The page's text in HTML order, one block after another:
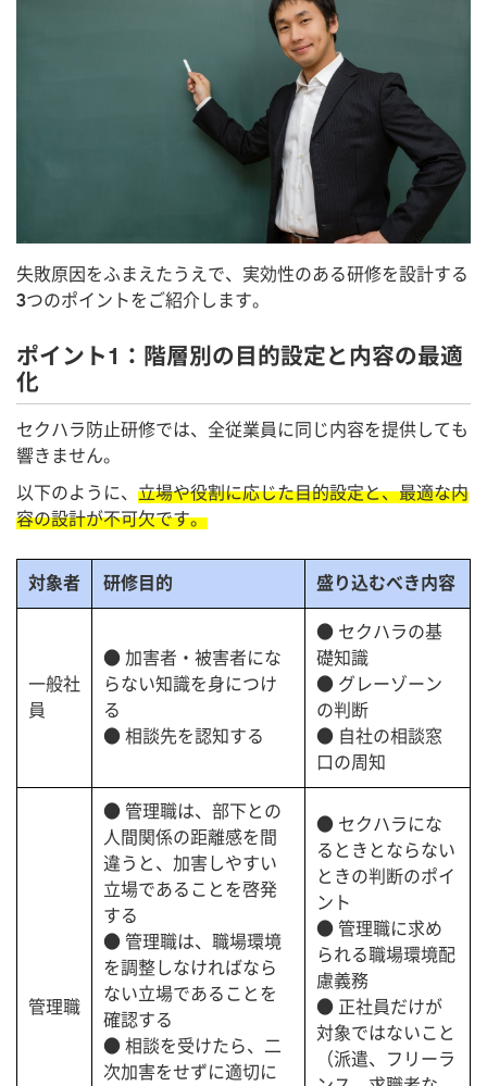
失敗原因をふまえたうえで、実効性のある研修を設計する
3つのポイントをご紹介します。
ポイント1：階層別の目的設定と内容の最適
化
セクハラ防止研修では、全従業員に同じ内容を提供しても
響きません。
以下のように、 立場や役割に応じた目的設定と、最適な内
容の設計が不可欠です。
対象者 研修目的 盛り込むべき内容
一般社
員
● 加害者・被害者にな
らない知識を身につけ
る
● 相談先を認知する
● セクハラの基
礎知識
● グレーゾーン
の判断
● 自社の相談窓
口の周知
管理職
● 管理職は、部下との
人間関係の距離感を間
違うと、加害しやすい
立場であることを啓発
する
● 管理職は、職場環境
を調整しなければなら
ない立場であることを
確認する
● 相談を受けたら、二
次加害をせずに適切に
● セクハラにな
るときとならない
ときの判断のポイ
ント
● 管理職に求め
られる職場環境配
慮義務
● 正社員だけが
対象ではないこと
（派遣、フリーラ